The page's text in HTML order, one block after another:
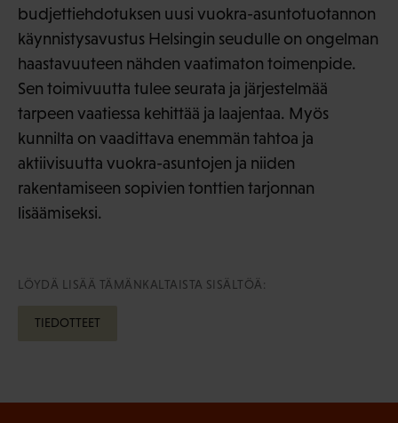
budjettiehdotuksen uusi vuokra-asuntotuotannon
käynnistysavustus Helsingin seudulle on ongelman
haastavuuteen nähden vaatimaton toimenpide.
Sen toimivuutta tulee seurata ja järjestelmää
tarpeen vaatiessa kehittää ja laajentaa. Myös
kunnilta on vaadittava enemmän tahtoa ja
aktiivisuutta vuokra-asuntojen ja niiden
rakentamiseen sopivien tonttien tarjonnan
lisäämiseksi.
LÖYDÄ LISÄÄ TÄMÄNKALTAISTA SISÄLTÖÄ:
TIEDOTTEET